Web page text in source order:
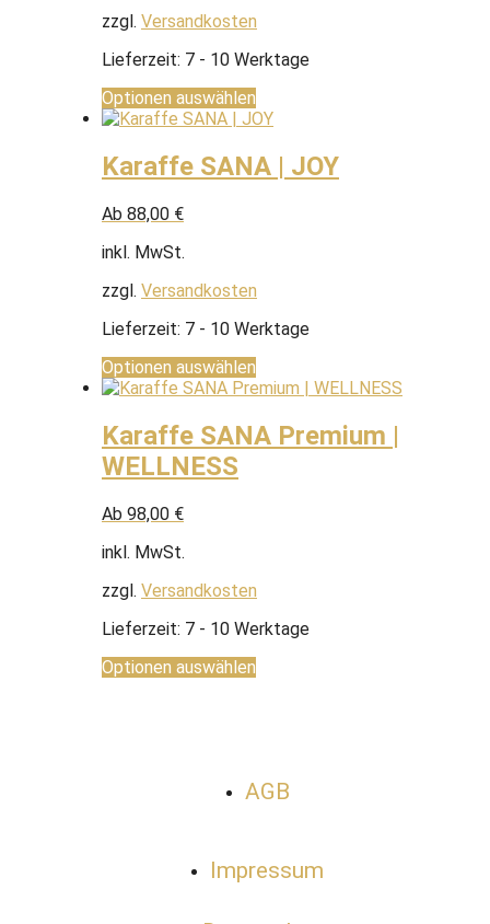
zzgl. Versandkosten
Lieferzeit: 7 - 10 Werktage
Optionen auswählen
Karaffe SANA | JOY
Ab 88,00 €
inkl. MwSt.
zzgl. Versandkosten
Lieferzeit: 7 - 10 Werktage
Optionen auswählen
Karaffe SANA Premium |
WELLNESS
Ab 98,00 €
inkl. MwSt.
zzgl. Versandkosten
Lieferzeit: 7 - 10 Werktage
Optionen auswählen
AGB
Impressum